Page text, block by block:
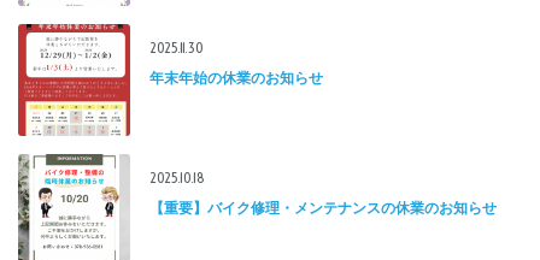
2025.11.30
年末年始の休業のお知らせ
2025.10.18
【重要】バイク修理・メンテナンスの休業のお知らせ